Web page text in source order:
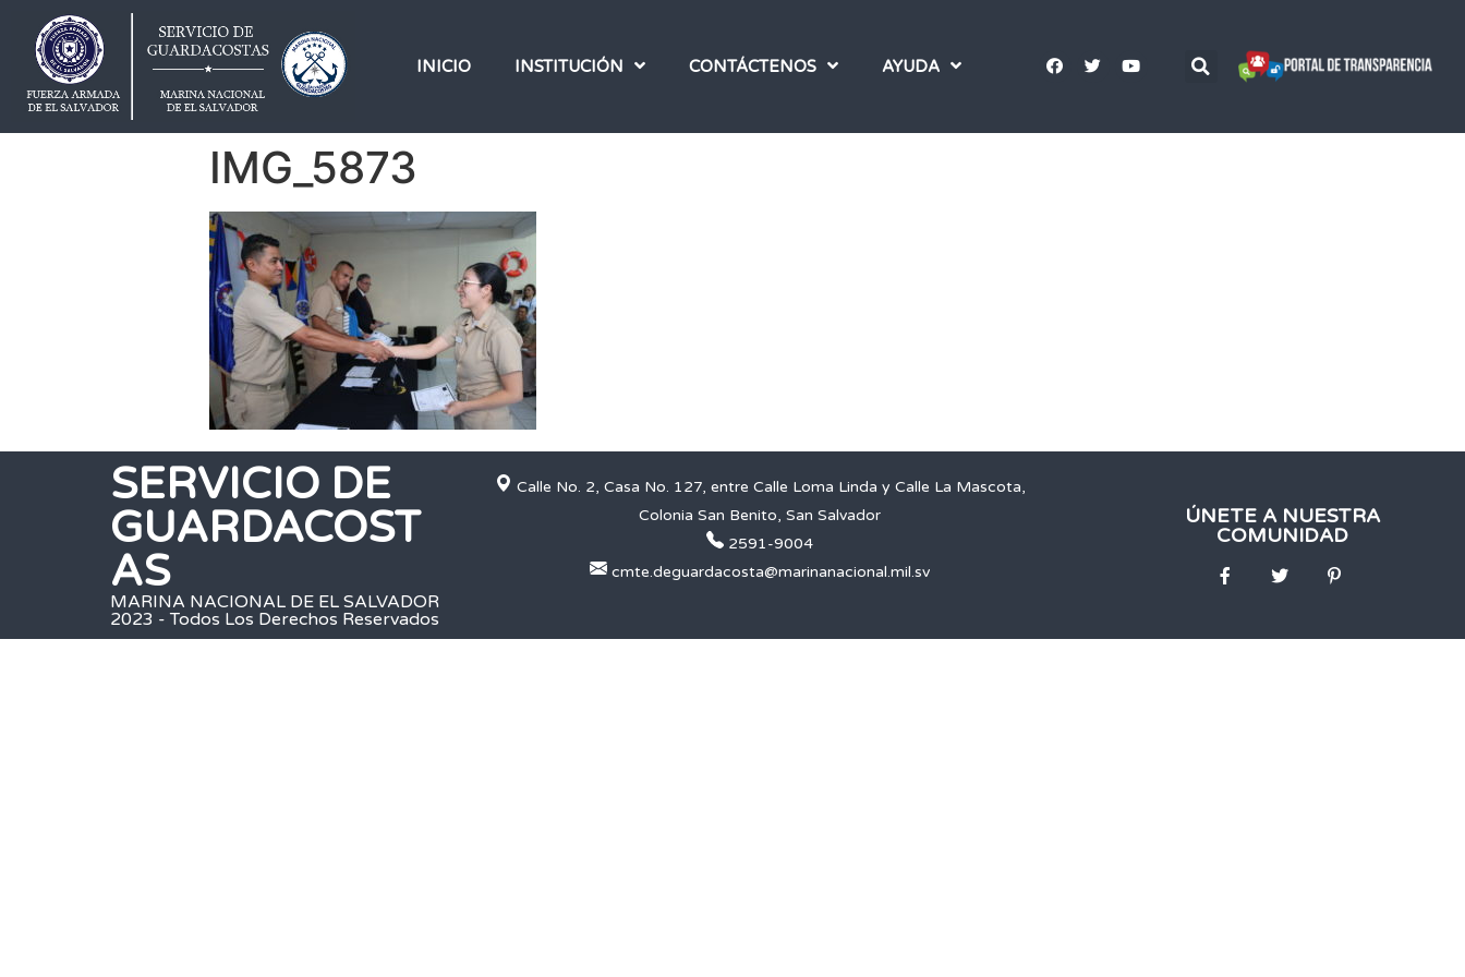
INICIO INSTITUCIÓN CONTÁCTENOS AYUDA
IMG_5873
SERVICIO DE
GUARDACOST
AS
MARINA NACIONAL DE EL SALVADOR
2023 - Todos Los Derechos Reservados
Calle No. 2, Casa No. 127, entre Calle Loma Linda y Calle La Mascota,
Colonia San Benito, San Salvador
2591-9004
cmte.deguardacosta@marinanacional.mil.sv
ÚNETE A NUESTRA
COMUNIDAD